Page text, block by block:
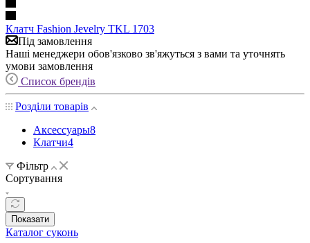
Клатч Fashion Jevelry TKL 1703
Під замовлення
Наші менеджери обов'язково зв'яжуться з вами та уточнять
умови замовлення
Список брендів
Розділи товарів
Аксессуары8
Клатчи4
Фільтр
Сортування
Показати
Каталог суконь